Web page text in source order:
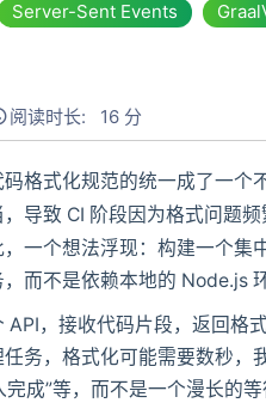
Server-Sent Events
阅读时长: 16 分
格式化规范的统一成了一个
导致 CI 阶段因为格式问题
一个想法浮现：构建一个
而不是依赖本地的 Node.js
API，接收代码片段，返回格
务，格式化可能需要数秒，
完成”等，而不是一个漫长的